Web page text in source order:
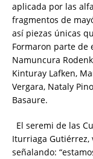
aplicada por las
fragmentos de
así piezas únicas
Formaron parte de
Namuncura
Kinturay Lafken,
Vergara, Nataly
Basaure.
El seremi de las
Iturriaga Gutiérrez,
señalando: